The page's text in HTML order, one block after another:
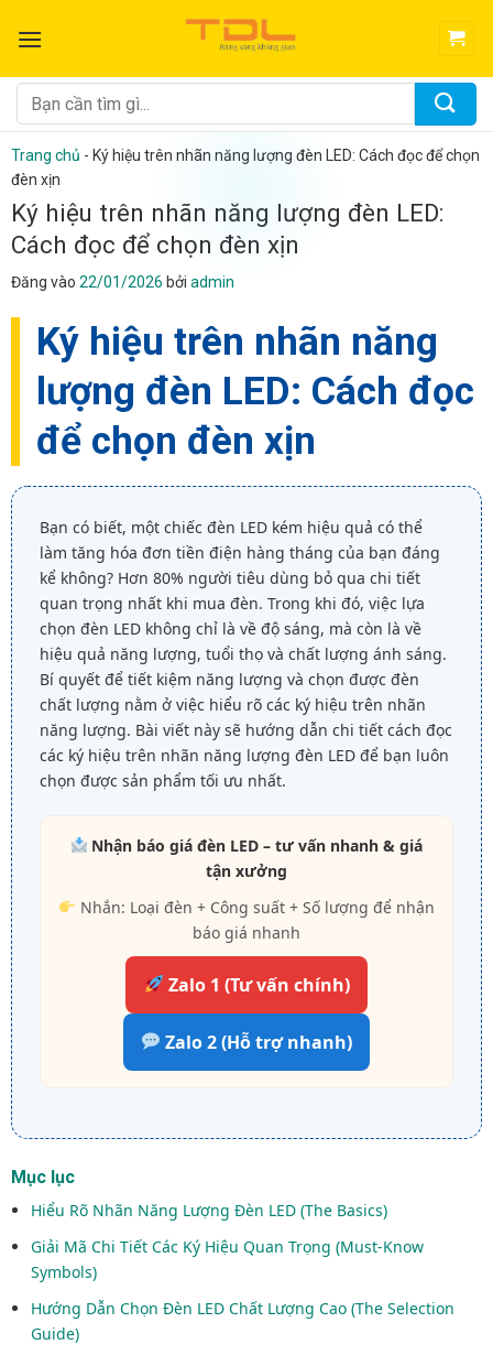
qua
dung
Tìm
kiếm:
Trang chủ - Ký hiệu trên nhãn năng lượng đèn LED: Cách đọc để chọn
đèn xịn
Ký hiệu trên nhãn năng lượng đèn LED:
Cách đọc để chọn đèn xịn
Đăng vào 22/01/2026 bởi admin
Ký hiệu trên nhãn năng
lượng đèn LED: Cách đọc
để chọn đèn xịn
Bạn có biết, một chiếc đèn LED kém hiệu quả có thể
làm tăng hóa đơn tiền điện hàng tháng của bạn đáng
kể không? Hơn 80% người tiêu dùng bỏ qua chi tiết
quan trọng nhất khi mua đèn. Trong khi đó, việc lựa
chọn đèn LED không chỉ là về độ sáng, mà còn là về
hiệu quả năng lượng, tuổi thọ và chất lượng ánh sáng.
Bí quyết để tiết kiệm năng lượng và chọn được đèn
chất lượng nằm ở việc hiểu rõ các ký hiệu trên nhãn
năng lượng. Bài viết này sẽ hướng dẫn chi tiết cách đọc
các ký hiệu trên nhãn năng lượng đèn LED để bạn luôn
chọn được sản phẩm tối ưu nhất.
Nhận báo giá đèn LED – tư vấn nhanh & giá
tận xưởng
Nhắn: Loại đèn + Công suất + Số lượng để nhận
báo giá nhanh
Zalo 1 (Tư vấn chính)
Zalo 2 (Hỗ trợ nhanh)
Mục lục
Hiểu Rõ Nhãn Năng Lượng Đèn LED (The Basics)
Giải Mã Chi Tiết Các Ký Hiệu Quan Trọng (Must-Know
Symbols)
Hướng Dẫn Chọn Đèn LED Chất Lượng Cao (The Selection
Guide)